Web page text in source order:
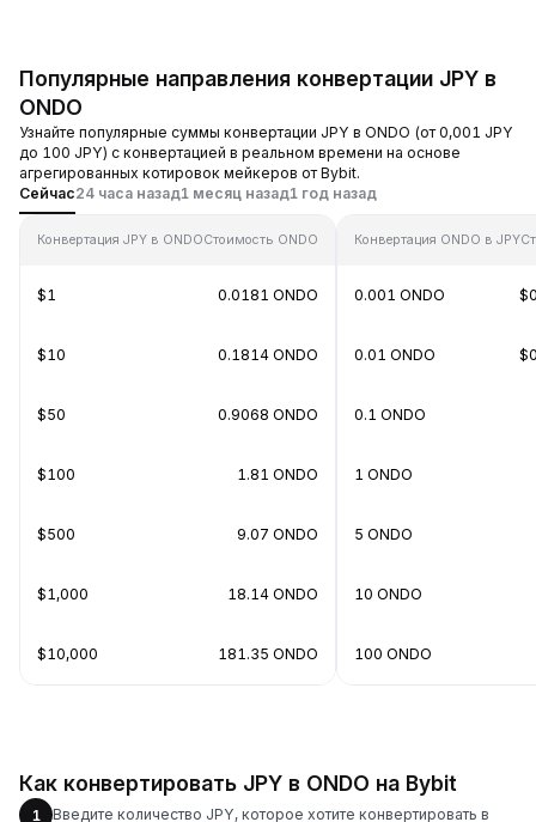
Популярные направления конвертации JPY в
ONDO
Узнайте популярные суммы конвертации JPY в ONDO (от 0,001 JPY
до 100 JPY) с конвертацией в реальном времени на основе
агрегированных котировок мейкеров от Bybit.
Сейчас24 часа назад1 месяц назад1 год назад
Конвертация JPY в ONDOСтоимость ONDO
$1 0.0181 ONDO
$10 0.1814 ONDO
$50 0.9068 ONDO
$100 1.81 ONDO
$500 9.07 ONDO
$1,000 18.14 ONDO
$10,000 181.35 ONDO
Конвертация ONDO в JPY
0.001 ONDO
0.01 ONDO
0.1 ONDO
1 ONDO
5 ONDO
10 ONDO
100 ONDO
Как конвертировать JPY в ONDO на Bybit
1 Введите количество JPY, которое хотите конвертировать в